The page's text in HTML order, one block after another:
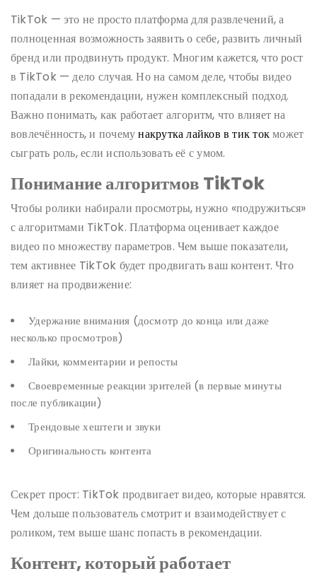
TikTok — это не просто платформа для развлечений, а
полноценная возможность заявить о себе, развить личный
бренд или продвинуть продукт. Многим кажется, что рост
в TikTok — дело случая. Но на самом деле, чтобы видео
попадали в рекомендации, нужен комплексный подход.
Важно понимать, как работает алгоритм, что влияет на
вовлечённость, и почемунакрутка лайков в тик токможет
сыграть роль, если использовать её с умом.
Понимание алгоритмов TikTok
Чтобы ролики набирали просмотры, нужно «подружиться»
с алгоритмами TikTok. Платформа оценивает каждое
видео по множеству параметров. Чем выше показатели,
тем активнее TikTok будет продвигать ваш контент. Что
влияет на продвижение:
Удержание внимания (досмотр до конца или даже
несколько просмотров)
Лайки, комментарии и репосты
Своевременные реакции зрителей (в первые минуты
после публикации)
Трендовые хештеги и звуки
Оригинальность контента
Секрет прост: TikTok продвигает видео, которые нравятся.
Чем дольше пользователь смотрит и взаимодействует с
роликом, тем выше шанс попасть в рекомендации.
Контент, который работает